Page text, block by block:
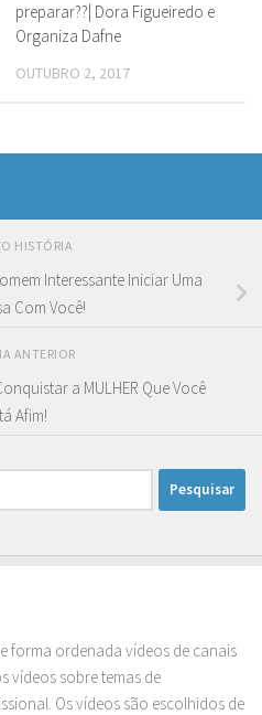
preparar??| Dora Figueiredo e
Organiza Dafne
OUTUBRO 2, 2017
HISTÓRIA
Interessante Iniciar Uma
Com Você!
ANTERIOR
a MULHER Que Você
Afim!
forma ordenada vídeos de canais
vídeos sobre temas de
Os vídeos são escolhidos de